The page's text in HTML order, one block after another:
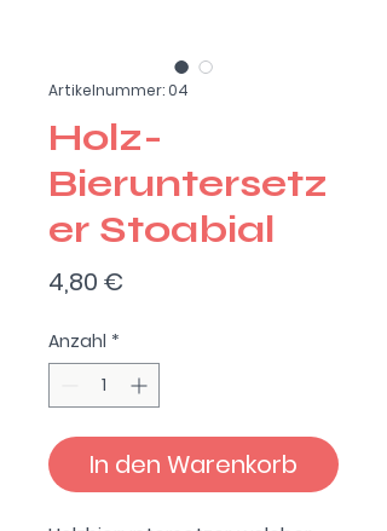
Artikelnummer: 04
Holz-
Bieruntersetz
er Stoabial
4,80 €
Anzahl *
In den Warenkorb